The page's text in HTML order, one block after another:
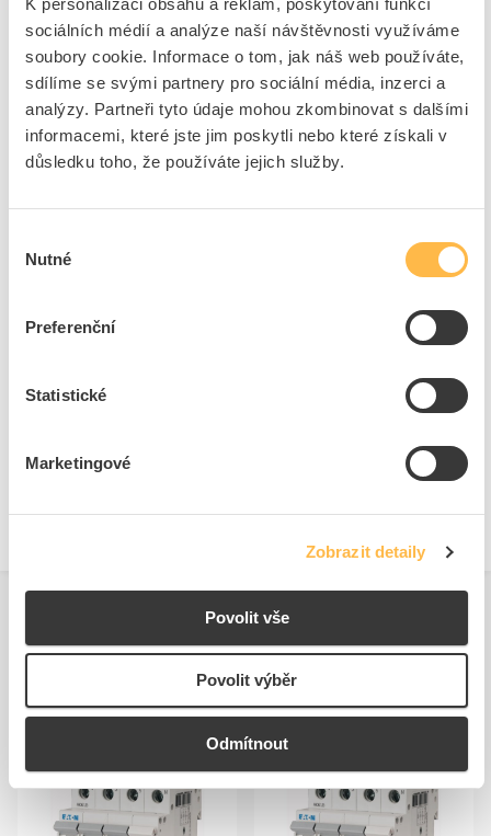
sociálních médií a analýze naší návštěvnosti využíváme
soubory cookie. Informace o tom, jak náš web používáte,
sdílíme se svými partnery pro sociální média, inzerci a
analýzy. Partneři tyto údaje mohou zkombinovat s dalšími
informacemi, které jste jim poskytli nebo které získali v
důsledku toho, že používáte jejich služby.
souhlasu
Nutné
Preferenční
Statistické
Marketingové
Zobrazit detaily
Povolit vše
Povolit výběr
Odmítnout
Stupeň znečištění
3
Ano
Šířka vyjádřená počtem
modulárních jednotek
Montážní hloubka
69 mm
Stupeň krytí (IP)
IP20
Současně spíná nulový
Dimenzovaná vypínací
GPSR Details
+
Adresa: Vyskočilova 1561/4a, 14000 Praha 4, Czech Republic
Podobné produkty